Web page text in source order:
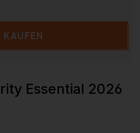
KAUFEN
Essential 2026